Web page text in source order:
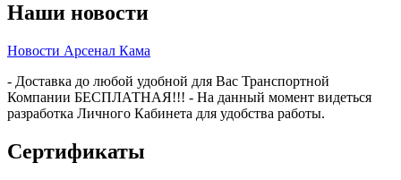
Наши новости
Новости Арсенал Кама
- Доставка до любой удобной для Вас Транспортной
Компании БЕСПЛАТНАЯ!!! - На данный момент видеться
разработка Личного Кабинета для удобства работы.
Сертификаты